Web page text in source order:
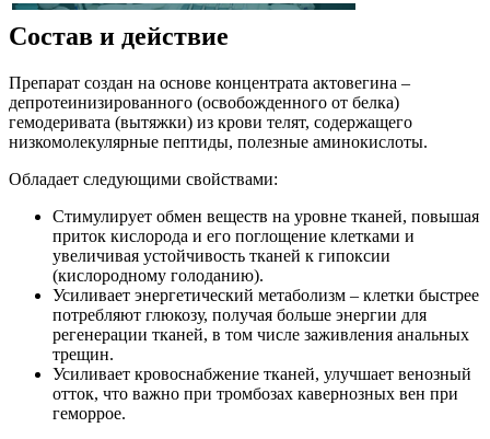
Состав и действие
Препарат создан на основе концентрата актовегина –
депротеинизированного (освобожденного от белка)
гемодеривата (вытяжки) из крови телят, содержащего
низкомолекулярные пептиды, полезные аминокислоты.
Обладает следующими свойствами:
Стимулирует обмен веществ на уровне тканей, повышая
приток кислорода и его поглощение клетками и
увеличивая устойчивость тканей к гипоксии
(кислородному голоданию).
Усиливает энергетический метаболизм – клетки быстрее
потребляют глюкозу, получая больше энергии для
регенерации тканей, в том числе заживления анальных
трещин.
Усиливает кровоснабжение тканей, улучшает венозный
отток, что важно при тромбозах кавернозных вен при
геморрое.